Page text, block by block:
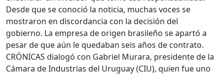
Desde que se conoció la noticia, muchas voces se
mostraron en discordancia con la decisión del
gobierno. La empresa de origen brasileño se apartó a
pesar de que aún le quedaban seis años de contrato.
CRÓNICAS dialogó con Gabriel Murara, presidente de la
Cámara de Industrias del Uruguay (CIU), quien fue uno